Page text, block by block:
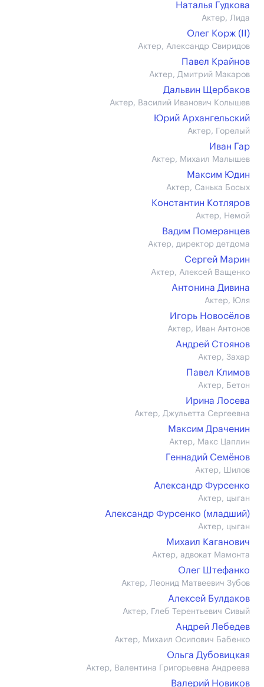
Наталья Гудкова
Актер, Лида
Олег Корж (II)
Актер, Александр Свиридов
Павел Крайнов
Актер, Дмитрий Макаров
Дальвин Щербаков
Актер, Василий Иванович Колышев
Юрий Архангельский
Актер, Горелый
Иван Гар
Актер, Михаил Малышев
Максим Юдин
Актер, Санька Босых
Константин Котляров
Актер, Немой
Вадим Померанцев
Актер, директор детдома
Сергей Марин
Актер, Алексей Ващенко
Антонина Дивина
Актер, Юля
Игорь Новосёлов
Актер, Иван Антонов
Андрей Стоянов
Актер, Захар
Павел Климов
Актер, Бетон
Ирина Лосева
Актер, Джульетта Сергеевна
Максим Драченин
Актер, Макс Цаплин
Геннадий Семёнов
Актер, Шилов
Александр Фурсенко
Актер, цыган
Александр Фурсенко (младший)
Актер, цыган
Михаил Каганович
Актер, адвокат Мамонта
Олег Штефанко
Актер, Леонид Матвеевич Зубов
Алексей Булдаков
Актер, Глеб Терентьевич Сивый
Андрей Лебедев
Актер, Михаил Осипович Бабенко
Ольга Дубовицкая
Актер, Валентина Григорьевна Андреева
Валерий Новиков